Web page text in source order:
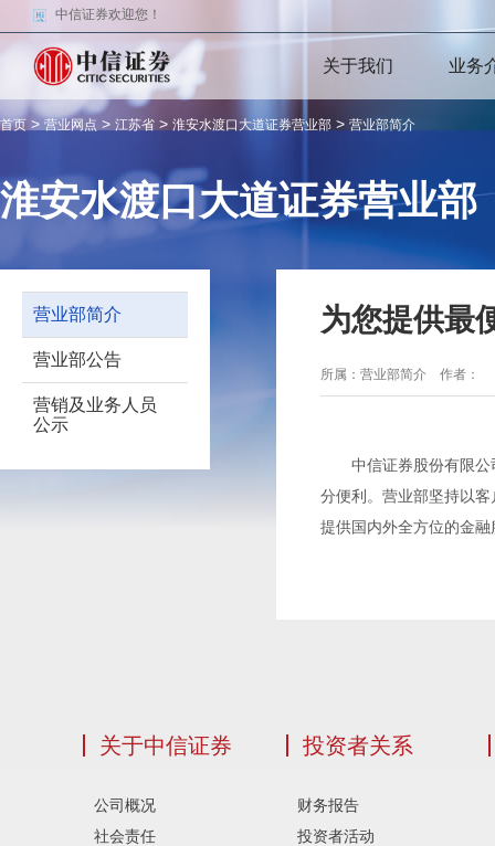
中信证券欢迎您！
关于我们 业务
首页> 营业网点 > 江苏省 > 淮安水渡口大道证券营业部 > 营业部简介
淮安水渡口大道证券营业部
营业部简介
营业部公告
营销及业务人员
公示
为您提供最
所属：营业部简介 作者：
中信证券股份有限公司
分便利。营业部坚持以
提供国内外全方位的金融
关于中信证券
公司概况
社会责任
投资者关系
财务报告
投资者活动